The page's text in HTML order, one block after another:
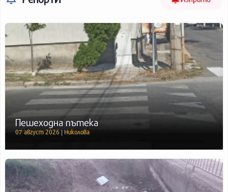
Пешеходна пътека
07 август 2026 | Николова